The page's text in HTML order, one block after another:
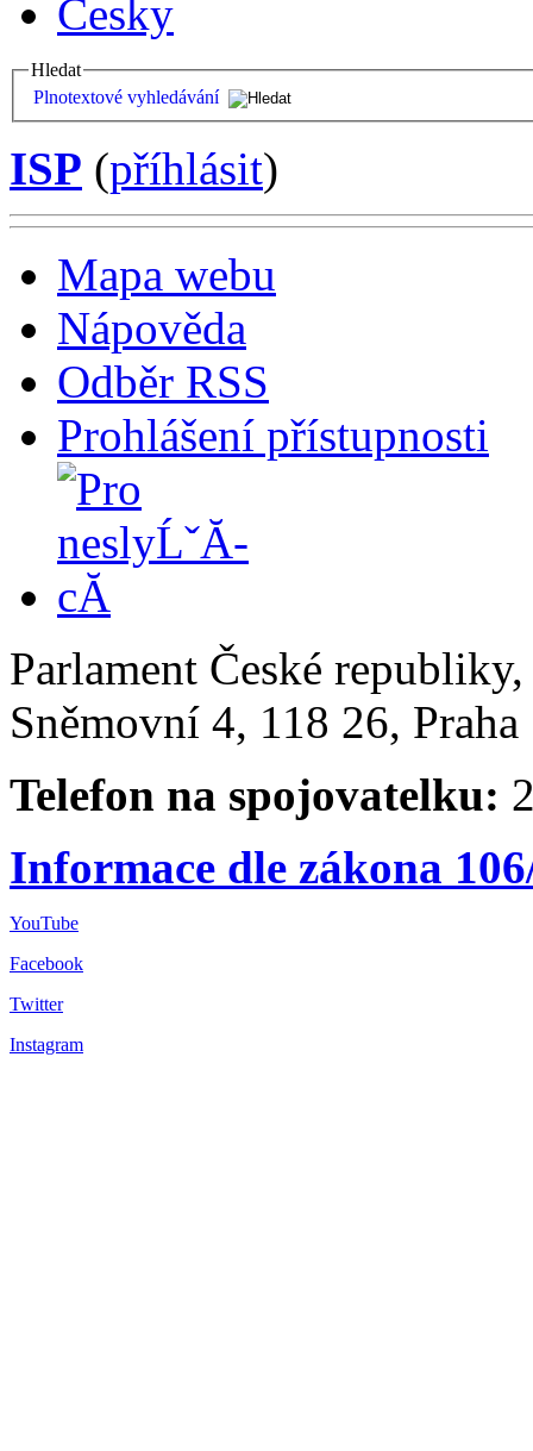
Česky
Hledat
Plnotextové vyhledávání
ISP (příhlásit)
Mapa webu
Nápověda
Odběr RSS
Prohlášení přístupnosti
Parlament České
Sněmovní 4, 118 26,
Telefon na spojovatelku:
Informace dle zákona
YouTube
Facebook
Twitter
Instagram